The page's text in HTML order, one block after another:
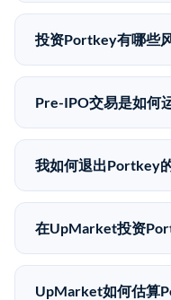
不同。
可以。合格投资者可
upmarket.co创建账户
50,000美元。
自2019年以来已经纪
投资Portkey有哪些
Pre-IPO投资存在重
意味着没有公开市场
好可能全部损失的准
间可能大幅波动。投
Pre-IPO交易是如何
在Pre-IPO交易中，合
股东（如员工、早期
为FINRA注册的经纪
理合规、文件和结算
我如何退出Portkey
Pre-IPO持股主要有两
售给其他买家，或持
市场条件。任何退出
做好多年持有的准备。
在UpMarket投资
UpMarket上大多数
50,000美元。具体金
UpMarket如何估算